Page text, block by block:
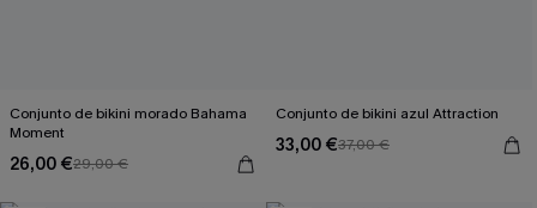
Conjunto de bikini morado Bahama
Moment
26,00 €29,00 €
Conjunto de bikini azul Attraction
33,00 €37,00 €